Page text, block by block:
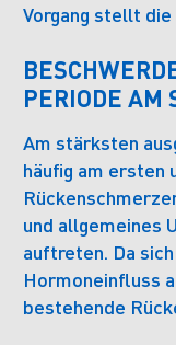
Vorgang stellt
PERIODE AM
Am stärksten
häufig am ersten
und allgemeines
auftreten. Da
Hormoneinfluss
bestehende